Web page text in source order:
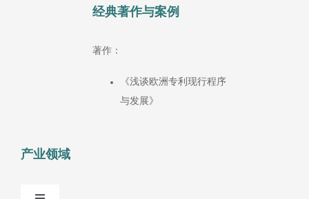
经典著作与案例
著作：
《浅谈欧洲专利现行程序
与发展》
产业领域